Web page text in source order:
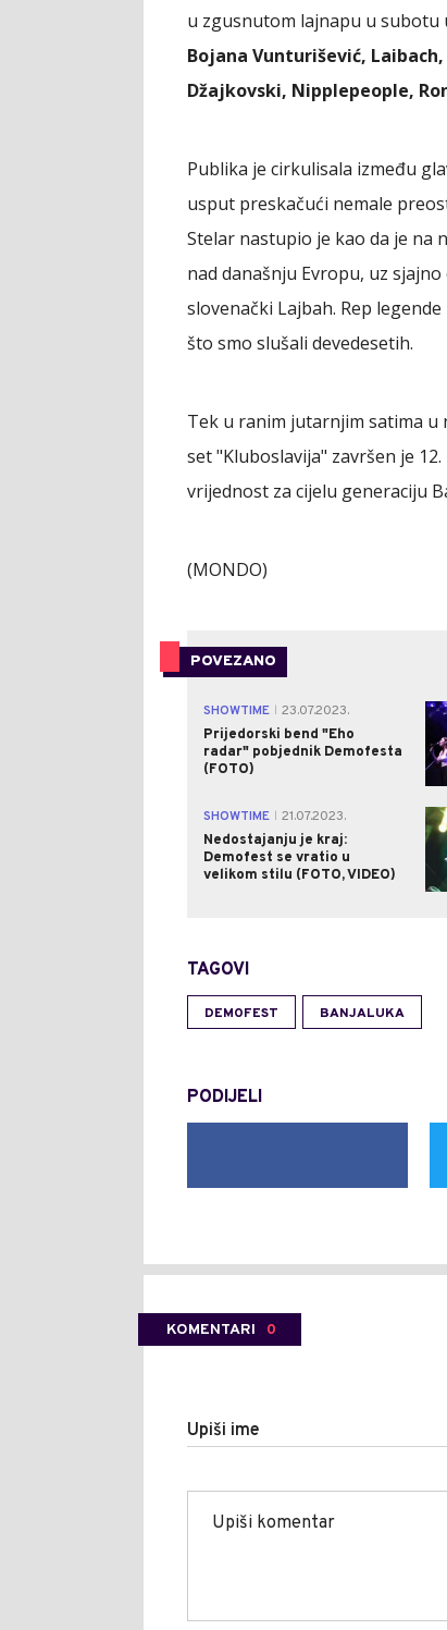
u zgusnutom lajnapu u subotu
Bojana Vunturišević,
Džajkovski, Nipplepeople,
Publika je cirkulisala između
usput preskačući nemale
Stelar nastupio je kao da je na
nad današnju Evropu, uz
slovenački Lajbah. Rep
što smo slušali devedesetih.
Tek u ranim jutarnjim satima u
set "Kluboslavija" završen je
vrijednost za cijelu generaciju
(MONDO)
POVEZANO
SHOWTIME
23.07.2023.
Prijedorski bend "Eho
radar" pobjednik Demofesta
(FOTO)
SHOWTIME
21.07.2023.
Nedostajanju je kraj:
Demofest se vratio u
velikom stilu (FOTO, VIDEO)
TAGOVI
DEMOFEST BANJALUKA
PODIJELI
KOMENTARI 0
Upiši ime